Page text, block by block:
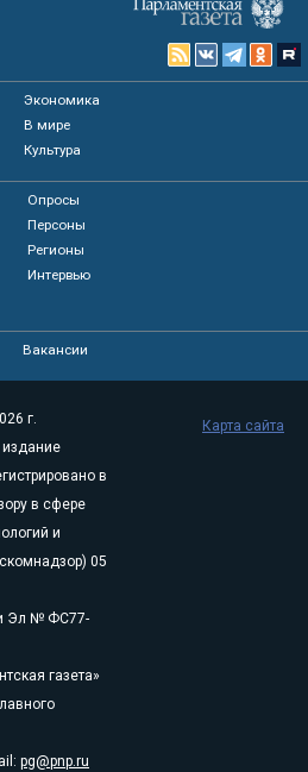
Экономика
В мире
Культура
Опросы
Персоны
Регионы
Интервью
Вакансии
г.
издание
в
в сфере
и
05
Эл № ФС77-
газета»
pg@pnp.ru
Карта сайта